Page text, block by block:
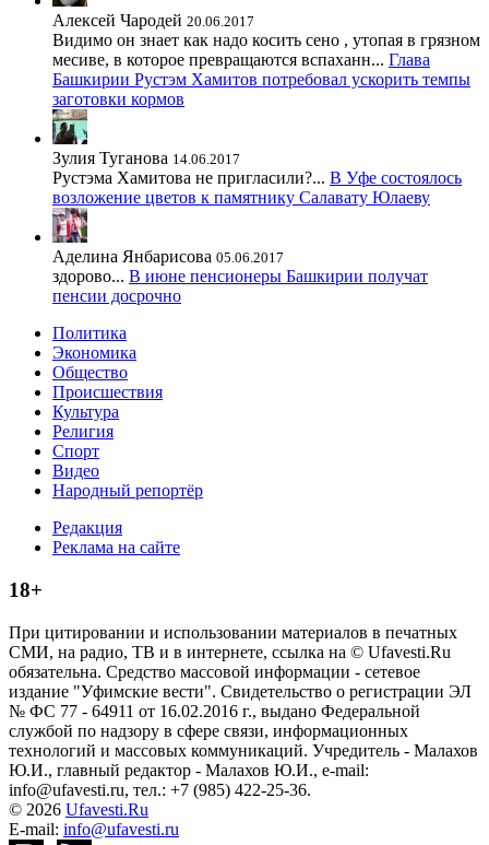
Алексей Чародей 20.06.2017
Видимо он знает как надо косить сено , утопая в грязном
месиве, в которое превращаются вспаханн... Глава
Башкирии Рустэм Хамитов потребовал ускорить темпы
заготовки кормов
Зулия Туганова 14.06.2017
Рустэма Хамитова не пригласили?... В Уфе состоялось
возложение цветов к памятнику Салавату Юлаеву
Аделина Янбарисова 05.06.2017
здорово... В июне пенсионеры Башкирии получат
пенсии досрочно
Политика
Экономика
Общество
Происшествия
Культура
Религия
Спорт
Видео
Народный репортёр
Редакция
Реклама на сайте
18+
При цитировании и использовании материалов в печатных
СМИ, на радио, ТВ и в интернете, ссылка на © Ufavesti.Ru
обязательна. Средство массовой информации - сетевое
издание "Уфимские вести". Свидетельство о регистрации ЭЛ
№ ФС 77 - 64911 от 16.02.2016 г., выдано Федеральной
службой по надзору в сфере связи, информационных
технологий и массовых коммуникаций. Учредитель - Малахов
Ю.И., главный редактор - Малахов Ю.И., e-mail:
info@ufavesti.ru, тел.: +7 (985) 422-25-36.
© 2026 Ufavesti.Ru
E-mail: info@ufavesti.ru